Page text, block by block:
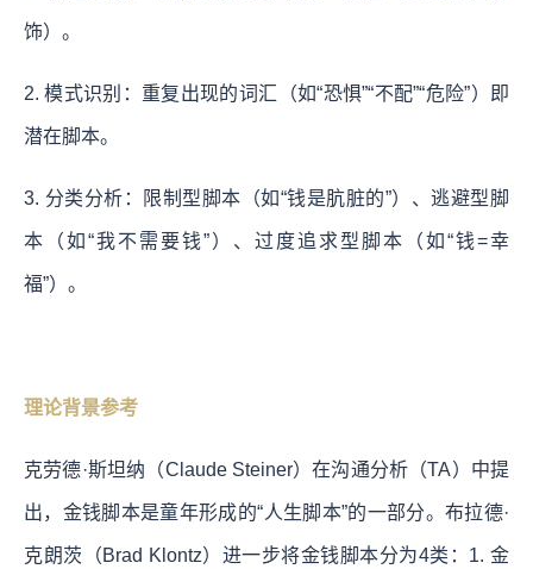
饰）。
2. 模式识别：重复出现的词汇（如“恐惧”“不配”“危险”）即
潜在脚本。
3. 分类分析：限制型脚本（如“钱是肮脏的”）、逃避型脚
本（如“我不需要钱”）、过度追求型脚本（如“钱=幸
福”）。
理论背景参考
克劳德·斯坦纳（Claude Steiner）在沟通分析（TA）中提
出，金钱脚本是童年形成的“人生脚本”的一部分。布拉德·
克朗茨（Brad Klontz）进一步将金钱脚本分为4类：1. 金